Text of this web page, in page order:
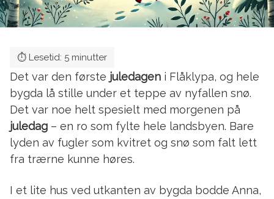
Det var den første juledagen i Flåklypa, og hele
bygda lå stille under et teppe av nyfallen snø.
Det var noe helt spesielt med morgenen på
juledag – en ro som fylte hele landsbyen. Bare
lyden av fugler som kvitret og snø som falt lett
fra trærne kunne høres.
I et lite hus ved utkanten av bygda bodde Anna,